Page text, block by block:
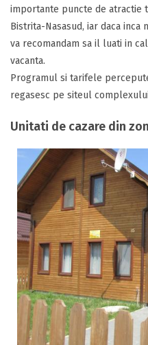
importante puncte de atractie
Bistrita-Nasasud, iar daca inca
va recomandam sa il luati in
vacanta.
Programul si tarifele
regasesc pe siteul
Unitati de cazare din